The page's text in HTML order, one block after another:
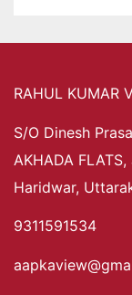
RAHUL KUMAR
S/O Dinesh
AKHADA
Haridwar,
9311591534